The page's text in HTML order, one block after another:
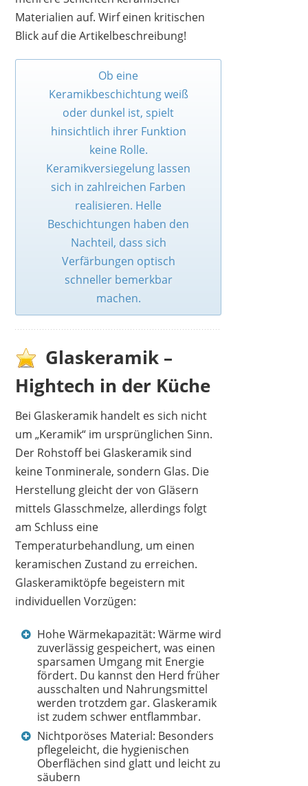
Materialien auf. Wirf einen kritischen
Blick auf die Artikelbeschreibung!
Ob eine
Keramikbeschichtung weiß
oder dunkel ist, spielt
hinsichtlich ihrer Funktion
keine Rolle.
Keramikversiegelung lassen
sich in zahlreichen Farben
realisieren. Helle
Beschichtungen haben den
Nachteil, dass sich
Verfärbungen optisch
schneller bemerkbar
machen.
Glaskeramik –
Hightech in der Küche
Bei Glaskeramik handelt es sich nicht
um „Keramik“ im ursprünglichen Sinn.
Der Rohstoff bei Glaskeramik sind
keine Tonminerale, sondern Glas. Die
Herstellung gleicht der von Gläsern
mittels Glasschmelze, allerdings folgt
am Schluss eine
Temperaturbehandlung, um einen
keramischen Zustand zu erreichen.
Glaskeramiktöpfe begeistern mit
individuellen Vorzügen:
Hohe Wärmekapazität: Wärme wird
zuverlässig gespeichert, was einen
sparsamen Umgang mit Energie
fördert. Du kannst den Herd früher
ausschalten und Nahrungsmittel
werden trotzdem gar. Glaskeramik
ist zudem schwer entflammbar.
Nichtporöses Material: Besonders
pflegeleicht, die hygienischen
Oberflächen sind glatt und leicht zu
säubern